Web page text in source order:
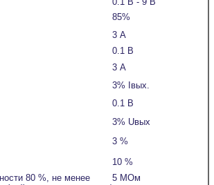
85%
3 А
0.1 В
3 А
3% Iвых.
0.1 В
3% Uвых
3 %
10 %
80 %, не менее
5 МОм